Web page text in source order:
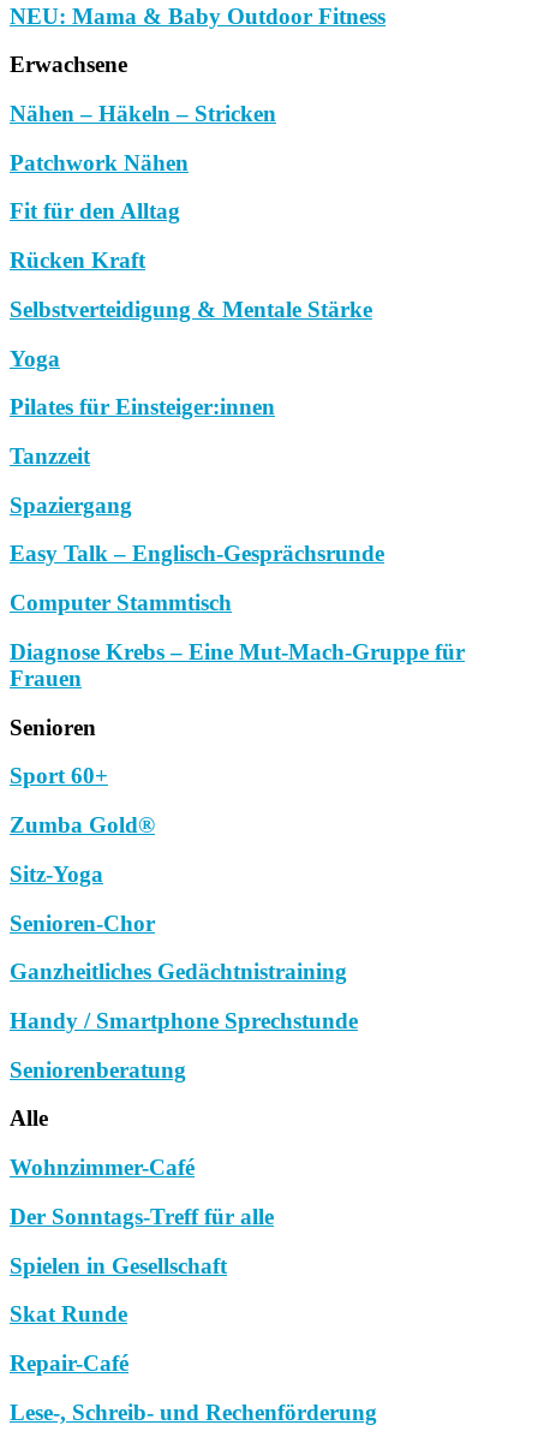
NEU: Mama & Baby Outdoor Fitness
Erwachsene
Nähen – Häkeln – Stricken
Patchwork Nähen
Fit für den Alltag
Rücken Kraft
Selbstverteidigung & Mentale Stärke
Yoga
Pilates für Einsteiger:innen
Tanzzeit
Spaziergang
Easy Talk – Englisch-Gesprächsrunde
Computer Stammtisch
Diagnose Krebs – Eine Mut-Mach-Gruppe für
Frauen
Senioren
Sport 60+
Zumba Gold®
Sitz-Yoga
Senioren-Chor
Ganzheitliches Gedächtnistraining
Handy / Smartphone Sprechstunde
Seniorenberatung
Alle
Wohnzimmer-Café
Der Sonntags-Treff für alle
Spielen in Gesellschaft
Skat Runde
Repair-Café
Lese-, Schreib- und Rechenförderung